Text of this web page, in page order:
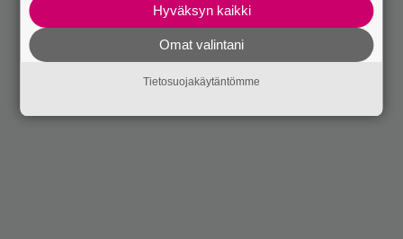
Hyväksyn kaikki
Omat valintani
Tietosuojakäytäntömme